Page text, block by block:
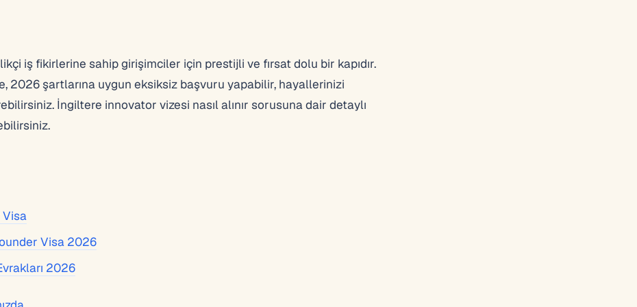
iş fikirlerine sahip girişimciler için prestijli ve fırsat dolu bir kapıdır.
2026 şartlarına uygun eksiksiz başvuru yapabilir, hayallerinizi
İngiltere innovator vizesi nasıl alınır sorusuna dair detaylı
Visa
Visa 2026
2026